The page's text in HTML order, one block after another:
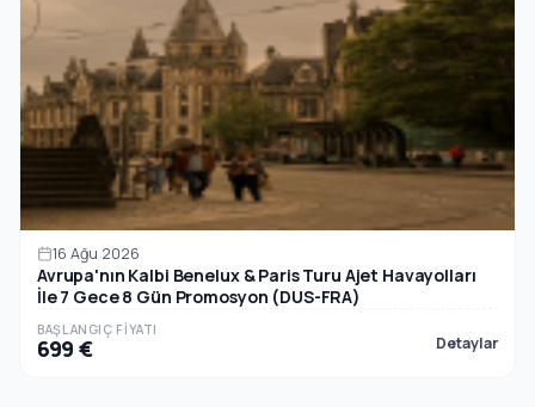
16 Ağu 2026
Avrupa'nın Kalbi Benelux & Paris Turu Ajet Havayolları
İle 7 Gece 8 Gün Promosyon (DUS-FRA)
BAŞLANGIÇ FIYATI
699 € Detaylar